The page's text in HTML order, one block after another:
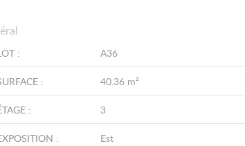
: A36
: 40.36 m²
: 3
: Est